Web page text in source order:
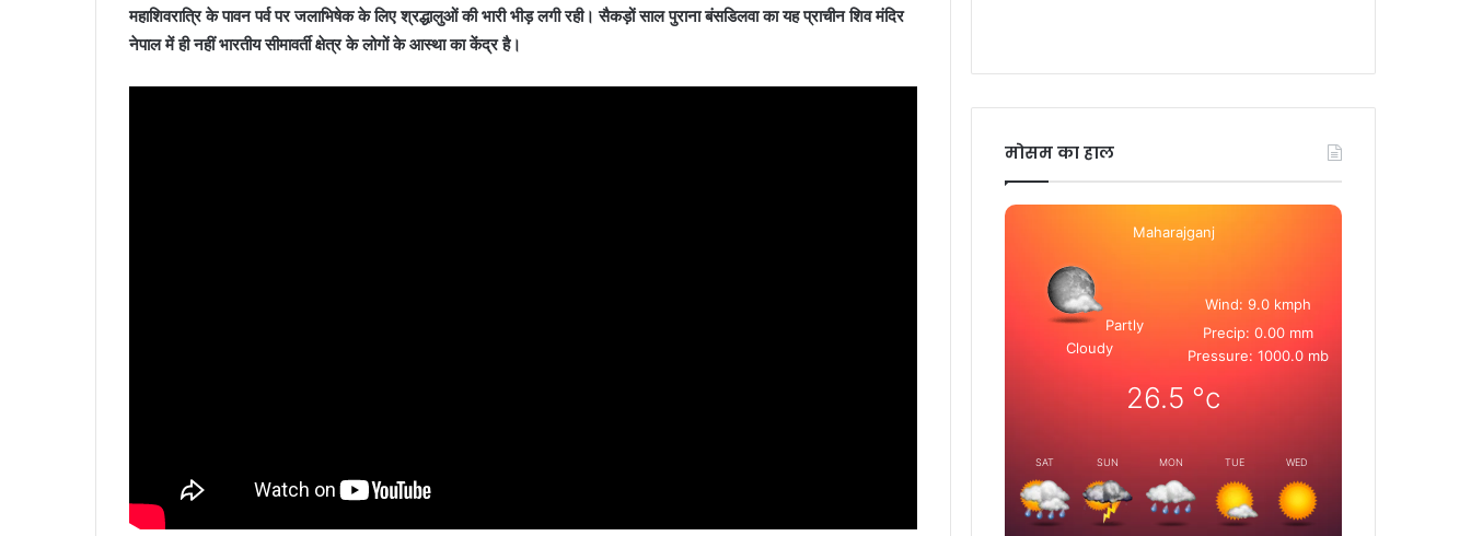
महाशिवरात्रि के पावन पर्व पर जलाभिषेक के लिए श्रद्धालुओं की भारी भीड़ लगी रही। सैकड़ों साल पुराना बंसडिलवा का यह प्राचीन शिव मंदिर
नेपाल में ही नहीं भारतीय सीमावर्ती क्षेत्र के लोगों के आस्था का केंद्र है।
मोसम का हाल
Maharajganj
Partly
Cloudy
Wind: 9.0 kmph
Precip: 0.00 mm
Pressure: 1000.0 mb
26.5 °c
SAT SUN MON TUE WED